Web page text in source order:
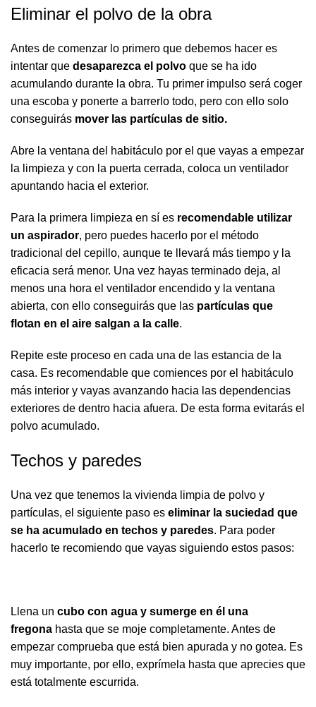
Eliminar el polvo de la obra
Antes de comenzar lo primero que debemos hacer es
intentar que desaparezca el polvo que se ha ido
acumulando durante la obra. Tu primer impulso será coger
una escoba y ponerte a barrerlo todo, pero con ello solo
conseguirás mover las partículas de sitio.
Abre la ventana del habitáculo por el que vayas a empezar
la limpieza y con la puerta cerrada, coloca un ventilador
apuntando hacia el exterior.
Para la primera limpieza en sí es recomendable utilizar
un aspirador, pero puedes hacerlo por el método
tradicional del cepillo, aunque te llevará más tiempo y la
eficacia será menor. Una vez hayas terminado deja, al
menos una hora el ventilador encendido y la ventana
abierta, con ello conseguirás que las partículas que
flotan en el aire salgan a la calle.
Repite este proceso en cada una de las estancia de la
casa. Es recomendable que comiences por el habitáculo
más interior y vayas avanzando hacia las dependencias
exteriores de dentro hacia afuera. De esta forma evitarás el
polvo acumulado.
Techos y paredes
Una vez que tenemos la vivienda limpia de polvo y
partículas, el siguiente paso es eliminar la suciedad que
se ha acumulado en techos y paredes. Para poder
hacerlo te recomiendo que vayas siguiendo estos pasos:
Llena un cubo con agua y sumerge en él una
fregona hasta que se moje completamente. Antes de
empezar comprueba que está bien apurada y no gotea. Es
muy importante, por ello, exprímela hasta que aprecies que
está totalmente escurrida.